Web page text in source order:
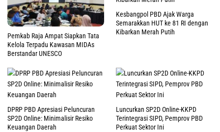
Pemkab Raja Ampat Siapkan Tata
Kelola Terpadu Kawasan MIDAs
Berstandar UNESCO
Kesbangpol PBD Ajak Warga
Semarakkan HUT ke 81 RI dengan
Kibarkan Merah Putih
DPRP PBD Apresiasi Peluncuran
SP2D Online: Minimalisir Resiko
Keuangan Daerah
Luncurkan SP2D Online-KKPD
Terintegrasi SIPD, Pemprov PBD
Perkuat Sektor Ini